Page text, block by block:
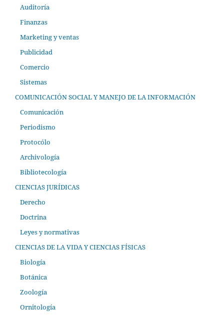
Auditoría
Finanzas
Marketing y ventas
Publicidad
Comercio
Sistemas
COMUNICACIÓN SOCIAL Y MANEJO DE LA INFORMACIÓN
Comunicación
Periodismo
Protocólo
Archivología
Bibliotecología
CIENCIAS JURÍDICAS
Derecho
Doctrina
Leyes y normativas
CIENCIAS DE LA VIDA Y CIENCIAS FÍSICAS
Biología
Botánica
Zoología
Ornitología